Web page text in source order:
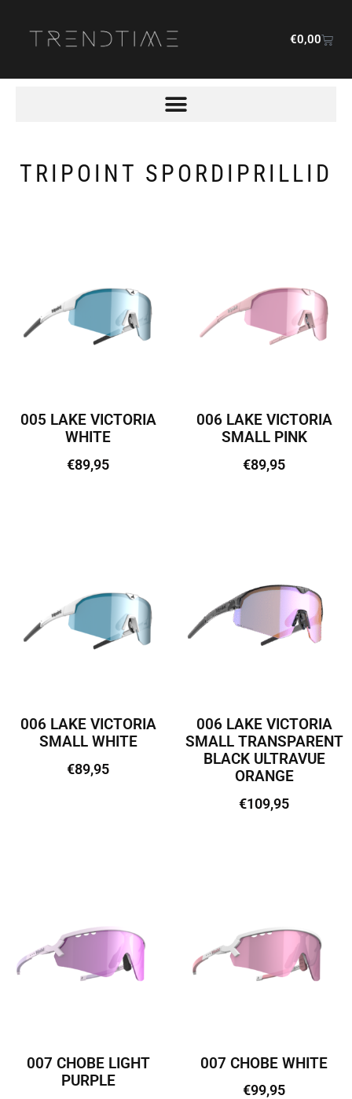
€0,00
TRIPOINT SPORDIPRILLID
005 LAKE VICTORIA
WHITE
€89,95
006 LAKE VICTORIA
SMALL PINK
€89,95
006 LAKE VICTORIA
SMALL WHITE
€89,95
006 LAKE VICTORIA
SMALL TRANSPARENT
BLACK ULTRAVUE
ORANGE
€109,95
007 CHOBE LIGHT
PURPLE
007 CHOBE WHITE
€99,95